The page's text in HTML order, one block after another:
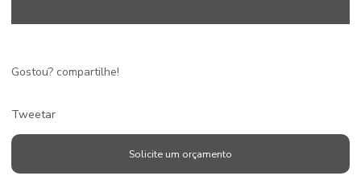
Gostou? compartilhe!
Tweetar
Solicite um orçamento